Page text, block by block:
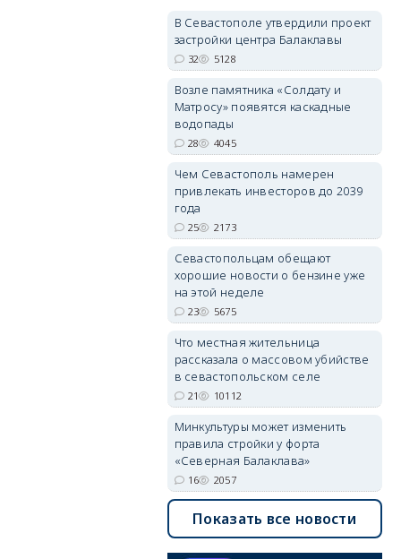
В Севастополе утвердили проект
застройки центра Балаклавы
32 5128
Возле памятника «Солдату и
Матросу» появятся каскадные
водопады
28 4045
Чем Севастополь намерен
привлекать инвесторов до 2039
года
25 2173
Севастопольцам обещают
хорошие новости о бензине уже
на этой неделе
23 5675
Что местная жительница
рассказала о массовом убийстве
в севастопольском селе
21 10112
Минкультуры может изменить
правила стройки у форта
«Северная Балаклава»
16 2057
Показать все новости